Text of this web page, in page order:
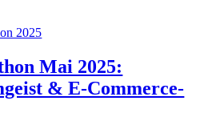
Mai 2025:
& E-Commerce-